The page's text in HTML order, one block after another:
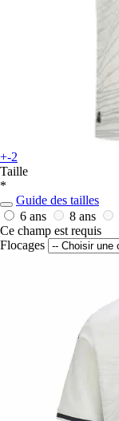
+-2
Taille
*
Guide des tailles
6 ans
8 ans
Ce champ est requis
Flocages